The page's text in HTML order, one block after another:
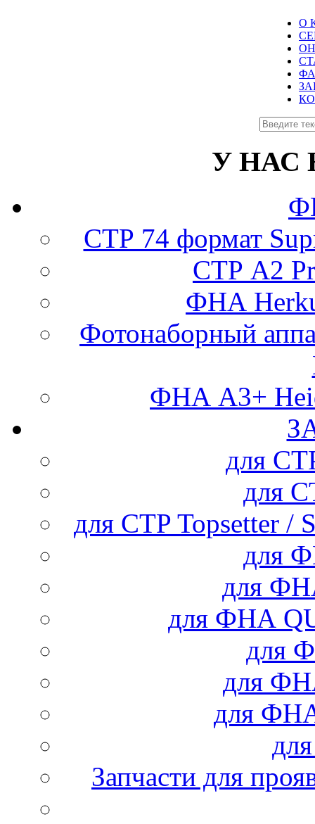
О
У НАС
СТР 74 формат
СТР А2
ФНА
Фотонаборный
ФНА А3+
для
для
для CTP Topsetter /
для
для
для ФНА
для
для
для
Запчасти для